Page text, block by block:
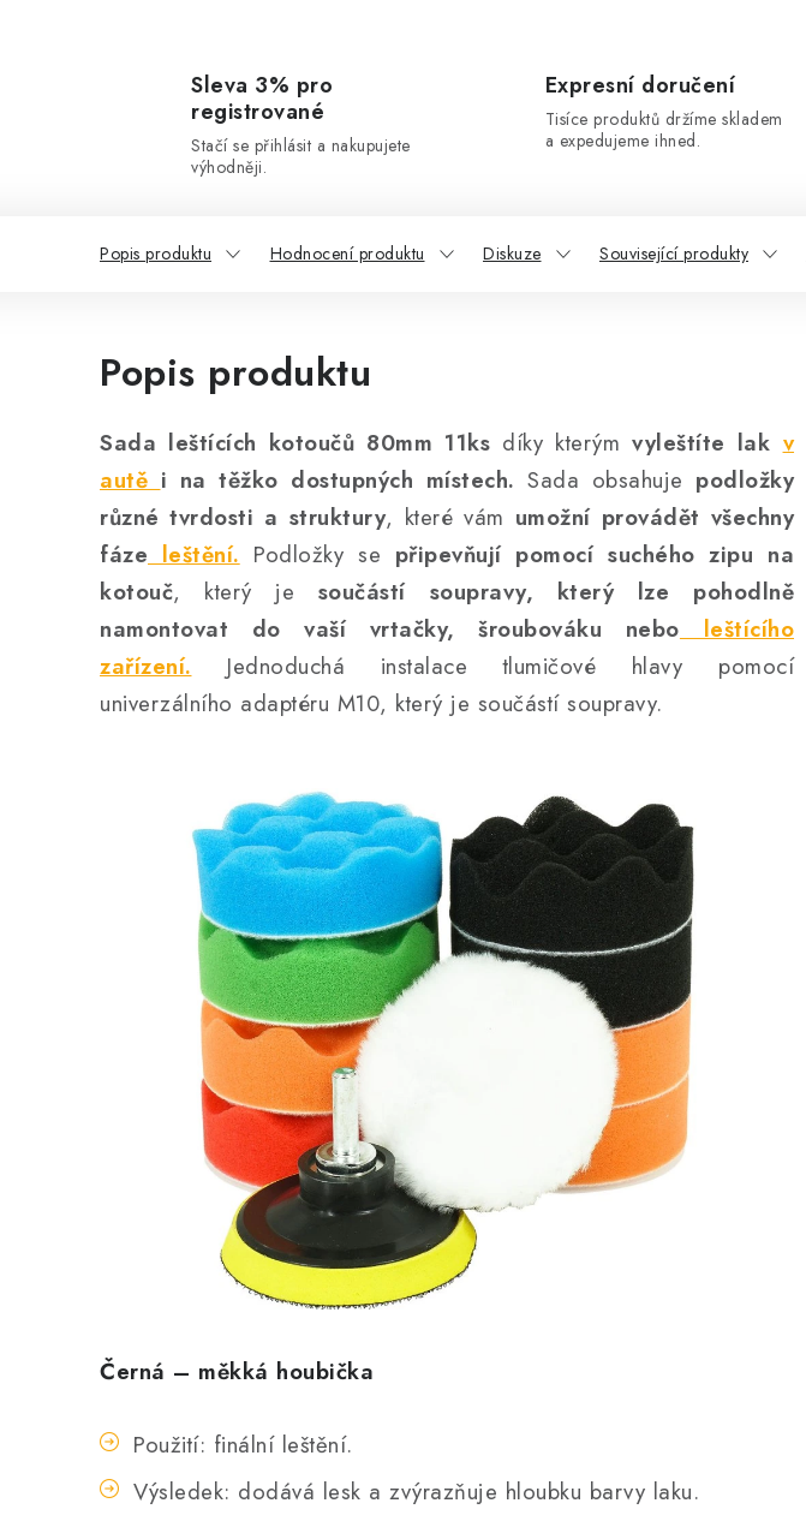
Sleva 3% pro
registrované
Stačí se přihlásit a nakupujete
výhodněji.
Expresní doručení
Tisíce produktů držíme skladem
a expedujeme ihned.
Popis produktu Hodnocení produktu Diskuze Související produkty
Popis produktu
Sada leštících kotoučů 80mm 11ks díky kterýmvyleštíte lak v
autě i na těžko dostupných místech. Sada obsahuje podložky
různé tvrdosti a struktury, které vám umožní provádět všechny
fáze leštění. Podložky se připevňují pomocí suchého zipu na
kotouč, který je součástí soupravy, který lze pohodlně
namontovat do vaší vrtačky, šroubováku nebo leštícího
zařízení. Jednoduchá instalace tlumičové hlavy pomocí
univerzálního adaptéru M10, který je součástí soupravy.
Černá – měkká houbička
Použití: finální leštění.
Výsledek: dodává lesk a zvýrazňuje hloubku barvy laku.